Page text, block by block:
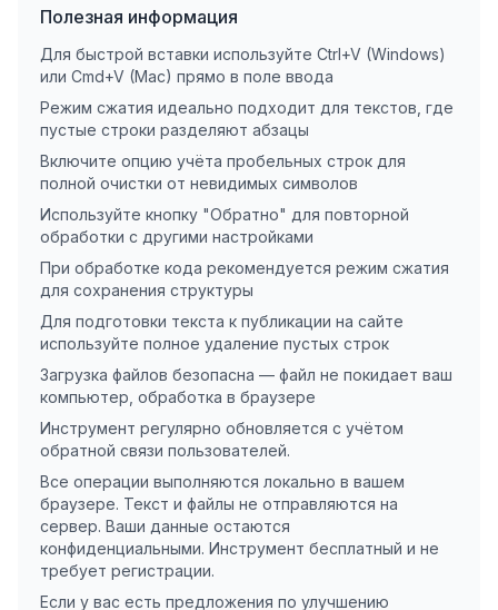
Полезная информация
Для быстрой вставки используйте Ctrl+V (Windows)
или Cmd+V (Mac) прямо в поле ввода
Режим сжатия идеально подходит для текстов, где
пустые строки разделяют абзацы
Включите опцию учёта пробельных строк для
полной очистки от невидимых символов
Используйте кнопку "Обратно" для повторной
обработки с другими настройками
При обработке кода рекомендуется режим сжатия
для сохранения структуры
Для подготовки текста к публикации на сайте
используйте полное удаление пустых строк
Загрузка файлов безопасна — файл не покидает ваш
компьютер, обработка в браузере
Инструмент регулярно обновляется с учётом
обратной связи пользователей.
Все операции выполняются локально в вашем
браузере. Текст и файлы не отправляются на
сервер. Ваши данные остаются
конфиденциальными. Инструмент бесплатный и не
требует регистрации.
Если у вас есть предложения по улучшению